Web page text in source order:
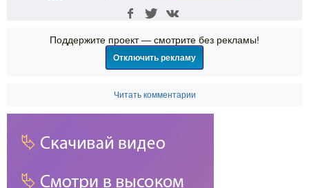
Поддержите проект — смотрите без рекламы!
Отключить рекламу
Читать комментарии